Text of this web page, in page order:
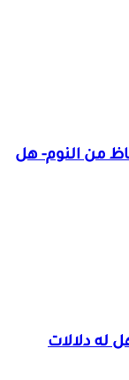
من النوم- هل
له دلالات